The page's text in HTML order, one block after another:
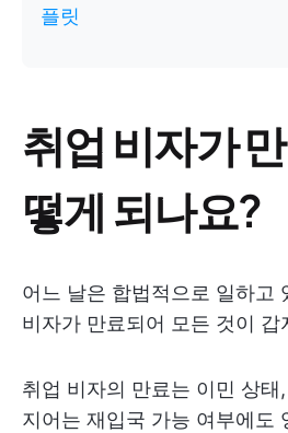
플릿
취업 비자가
떻게 되나요?
어느 날은 합법적으로 일하고
비자가 만료되어 모든 것이 갑
취업 비자의 만료는 이민 상태
지어는 재입국 가능 여부에도